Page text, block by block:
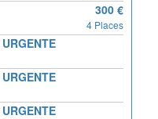
300 €
4 Places
URGENTE
URGENTE
URGENTE